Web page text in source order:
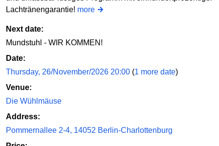
Lachtränengarantie! more
Next date:
Mundstuhl - WIR KOMMEN!
Date:
Thursday, 26/November/2026 20:00 (1 more date)
Venue:
Die Wühlmäuse
Address:
Pommernallee 2-4, 14052 Berlin-Charlottenburg